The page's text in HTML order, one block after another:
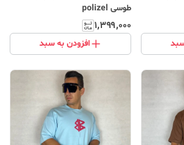
طوسی polizel
۱٬۳۹۹٬۰۰۰
افزودن به سبد